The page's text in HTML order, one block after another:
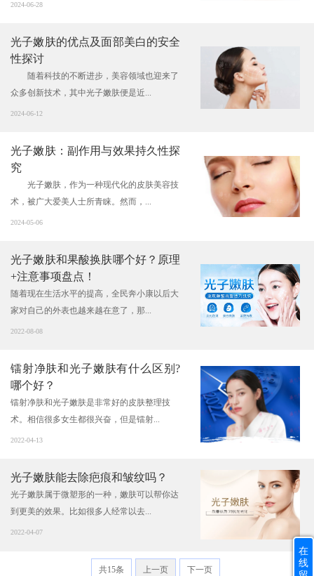
2024-06-28
光子嫩肤的优点及面部美白的安全
性探讨
随着科技的不断进步，美容领域也迎来了
众多创新技术，其中光子嫩肤便是近...
2024-06-12
光子嫩肤：副作用与效果持久性探
究
光子嫩肤，作为一种现代化的皮肤美容技
术，被广大爱美人士所青睐。然而，...
2024-05-06
光子嫩肤和果酸换肤哪个好？原理
+注意事项盘点！
随着现在生活水平的提高，全民奔小康以后大
家对自己的外表也越来越在意了，那...
2022-08-08
镭射净肤和光子嫩肤有什么区别?
哪个好？
镭射净肤和光子嫩肤是非常好的皮肤整理技
术。相信很多女生都很兴奋，但是镭射...
2022-04-13
光子嫩肤能去除疤痕和皱纹吗？
光子嫩肤属于微塑形的一种，嫩肤可以帮你达
到更美的效果。比如很多人经常以去...
2022-04-07
共15条 上一页 下一页
在
线